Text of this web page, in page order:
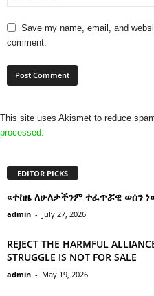
Save my name, email, and
comment.
This site uses Akismet to reduce
processed.
EDITOR PICKS
«ተከዜ ለሁለታችንም ተፈጥሯዊ ወሰን
admin - July 27, 2026
REJECT THE HARMFUL
STRUGGLE IS NOT FOR SALE
admin - May 19, 2026